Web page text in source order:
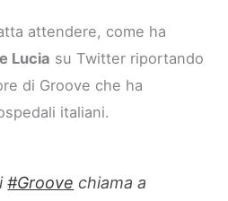
attendere, come ha
Lucia su Twitter riportando
di Groove che ha
italiani.
#Groove chiama a